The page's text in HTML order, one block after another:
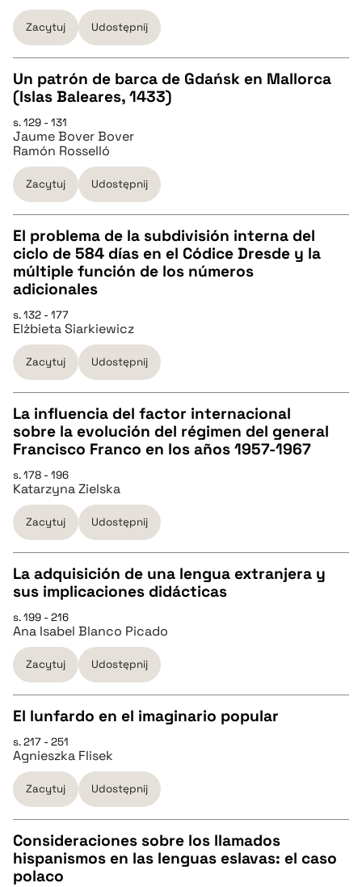
pobierz cytat
Zacytuj Udostępnij
pobierz cytat
BIBTEX
pobierz cytat
Un patrón de barca de Gdańsk en Mallorca
(Islas Baleares, 1433)
s. 129 - 131
Jaume Bover Bover
Ramón Rosselló
Zacytuj Udostępnij
CZYSTY TEKST
pobierz cytat
BIBTEX
pobierz cytat
El problema de la subdivisión interna del
ciclo de 584 días en el Códice Dresde y la
múltiple función de los números
adicionales
s. 132 - 177
Elżbieta Siarkiewicz
Zacytuj Udostępnij
CZYSTY TEKST
pobierz cytat
BIBTEX
pobierz cytat
La influencia del factor internacional
sobre la evolución del régimen del general
Francisco Franco en los años 1957-1967
s. 178 - 196
Katarzyna Zielska
Zacytuj Udostępnij
CZYSTY TEKST
pobierz cytat
BIBTEX
pobierz cytat
La adquisición de una lengua extranjera y
sus implicaciones didácticas
s. 199 - 216
Ana Isabel Blanco Picado
Zacytuj Udostępnij
CZYSTY TEKST
pobierz cytat
BIBTEX
El lunfardo en el imaginario popular
s. 217 - 251
Agnieszka Flisek
Zacytuj Udostępnij
CZYSTY TEKST
Consideraciones sobre los llamados
hispanismos en las lenguas eslavas: el caso
polaco